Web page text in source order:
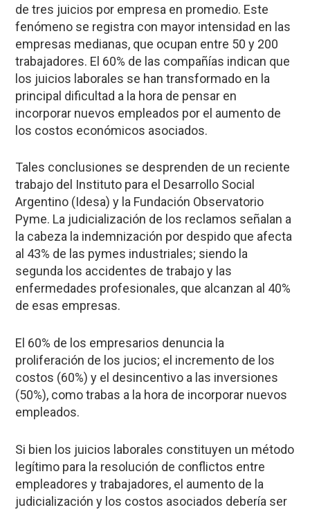
de tres juicios por empresa en promedio. Este
fenómeno se registra con mayor intensidad en las
empresas medianas, que ocupan entre 50 y 200
trabajadores. El 60% de las compañías indican que
los juicios laborales se han transformado en la
principal dificultad a la hora de pensar en
incorporar nuevos empleados por el aumento de
los costos económicos asociados.
Tales conclusiones se desprenden de un reciente
trabajo del Instituto para el Desarrollo Social
Argentino (Idesa) y la Fundación Observatorio
Pyme. La judicialización de los reclamos señalan a
la cabeza la indemnización por despido que afecta
al 43% de las pymes industriales; siendo la
segunda los accidentes de trabajo y las
enfermedades profesionales, que alcanzan al 40%
de esas empresas.
El 60% de los empresarios denuncia la
proliferación de los jucios; el incremento de los
costos (60%) y el desincentivo a las inversiones
(50%), como trabas a la hora de incorporar nuevos
empleados.
Si bien los juicios laborales constituyen un método
legítimo para la resolución de conflictos entre
empleadores y trabajadores, el aumento de la
judicialización y los costos asociados debería ser